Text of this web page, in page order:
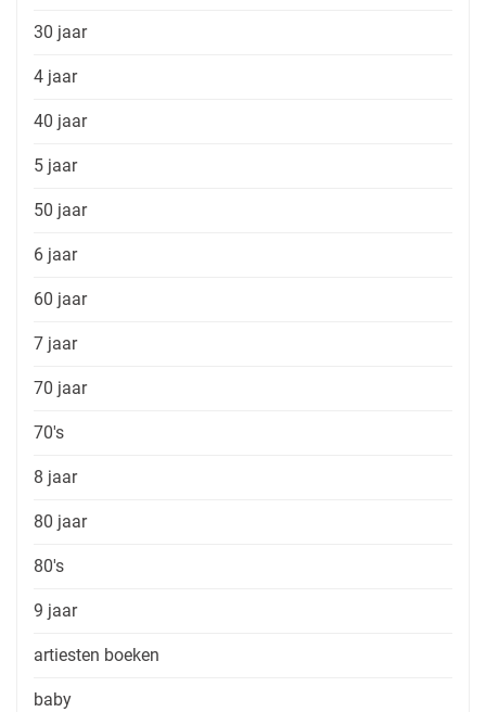
30 jaar
4 jaar
40 jaar
5 jaar
50 jaar
6 jaar
60 jaar
7 jaar
70 jaar
70's
8 jaar
80 jaar
80's
9 jaar
artiesten boeken
baby